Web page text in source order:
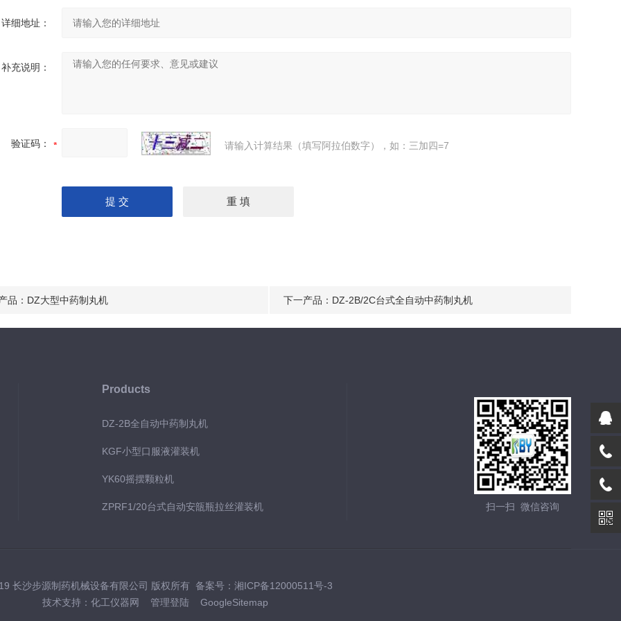
详细地址：
补充说明：
验证码： 请输入计算结果（填写阿拉伯数字），如：三加四=7
品： DZ大型中药制丸机 下一产品： DZ-2B/2C台式全自动中药制丸机
Products
DZ-2B全自动中药制丸机
KGF小型口服液灌装机
YK60摇摆颗粒机
ZPRF1/20台式自动安瓿瓶拉丝灌装机 扫一扫 微信咨询
长沙步源制药机械设备有限公司 版权所有 备案号： 湘ICP备12000511号-3
技术支持： 化工仪器网 管理登陆 GoogleSitemap